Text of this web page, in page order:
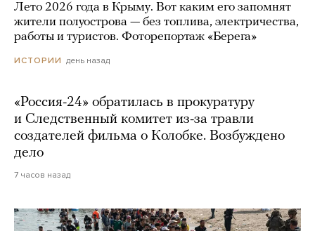
Лето 2026 года в Крыму. Вот каким его запомнят
жители полуострова — без топлива, электричества,
работы и туристов. Фоторепортаж «Берега»
ИСТОРИИ день назад
«Россия-24» обратилась в прокуратуру
и Следственный комитет из-за травли
создателей фильма о Колобке. Возбуждено
дело
7 часов назад